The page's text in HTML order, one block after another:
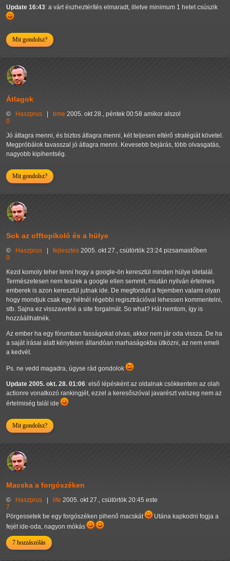
Update 16:43: a várt észheztérítés elmaradt, illetve minimum 1 hetet csúszik
Mit gondolsz?
Átlagok
© Haszprus | bme 2005. okt 28., péntek 00:58 amikor alszol
0
Jó átlagra menni, és biztos átlagra menni, két teljesen eltérő stratégiát követel.
Megpróbálok tavasszal jó átlagra menni. Kevesebb bejárás, több olvasgatás,
nagyobb kipihentség.
Mit gondolsz?
Sok az offtopikoló és a hülye
© Haszprus | fejlesztés 2005. okt 27., csütörtök 23:24 pizsamaidőben
0
Kezd komoly teher lenni hogy a google-ön keresztül minden hülye idetalál.
Természetesen nem teszek a google ellen semmit, miután nyilván értelmes
emberek is azon keresztül jutnak ide. De megfordult a fejemben valami olyan
hogy mondjuk csak egy hétnél régebbi regisztrációval lehessen kommentelni,
stb. Sajna ez visszavetné a site forgalmát. So what? Hát nemtom, így is
hozzáállhatnék.
Az ember ha egy fórumban fasságokat olvas, akkor nem jár oda vissza. De ha
a saját írásai alatt kénytelen állandóan marhaságokba ütközni, az nem emeli
a kedvét.
Ps. ne vedd magadra, úgyse rád gondolok
Update 2005. okt. 28. 01:06: első lépésként az oldalnak csökkentem az olah
actionre vonatkozó rankingjét, ezzel a keresőszóval javarészt valszeg nem az
értelmiség talál ide
Mit gondolsz?
Macska a forgószéken
© Haszprus | life 2005. okt 27., csütörtök 20:45 este
7
Pörgessetek be egy forgószéken pihenő macskát
Utána kapkodni fogja a
fejét ide-oda, nagyon mókás
7 hozzászólás